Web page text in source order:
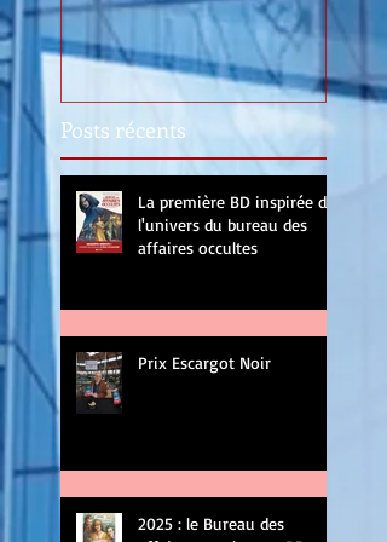
Posts récents
La première BD inspirée de
l'univers du bureau des
affaires occultes
Prix Escargot Noir
2025 : le Bureau des